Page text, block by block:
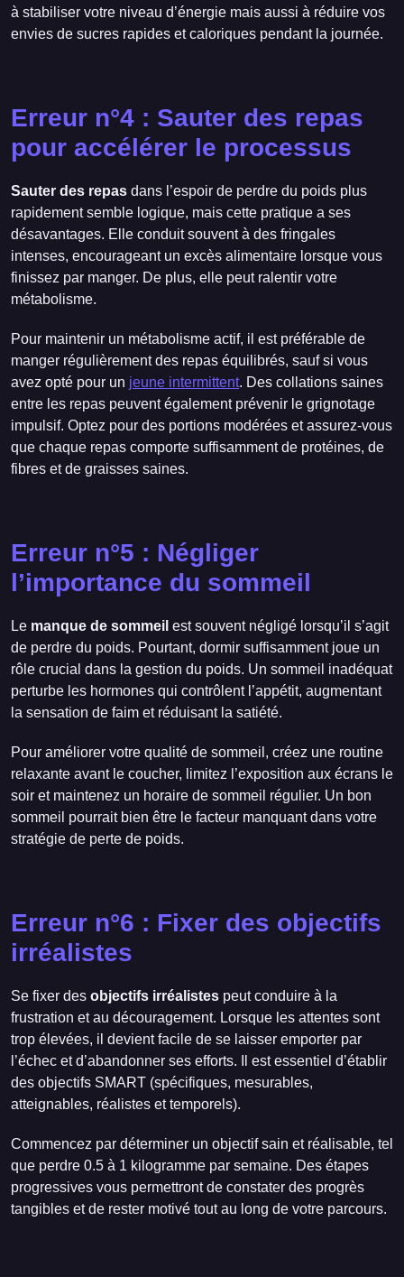
à stabiliser votre niveau d’énergie mais aussi à réduire vos
envies de sucres rapides et caloriques pendant la journée.
Erreur n°4 : Sauter des repas
pour accélérer le processus
Sauter des repas dans l’espoir de perdre du poids plus
rapidement semble logique, mais cette pratique a ses
désavantages. Elle conduit souvent à des fringales
intenses, encourageant un excès alimentaire lorsque vous
finissez par manger. De plus, elle peut ralentir votre
métabolisme.
Pour maintenir un métabolisme actif, il est préférable de
manger régulièrement des repas équilibrés, sauf si vous
avez opté pour un jeune intermittent. Des collations saines
entre les repas peuvent également prévenir le grignotage
impulsif. Optez pour des portions modérées et assurez-vous
que chaque repas comporte suffisamment de protéines, de
fibres et de graisses saines.
Erreur n°5 : Négliger
l’importance du sommeil
Le manque de sommeil est souvent négligé lorsqu’il s’agit
de perdre du poids. Pourtant, dormir suffisamment joue un
rôle crucial dans la gestion du poids. Un sommeil inadéquat
perturbe les hormones qui contrôlent l’appétit, augmentant
la sensation de faim et réduisant la satiété.
Pour améliorer votre qualité de sommeil, créez une routine
relaxante avant le coucher, limitez l’exposition aux écrans le
soir et maintenez un horaire de sommeil régulier. Un bon
sommeil pourrait bien être le facteur manquant dans votre
stratégie de perte de poids.
Erreur n°6 : Fixer des objectifs
irréalistes
Se fixer des objectifs irréalistes peut conduire à la
frustration et au découragement. Lorsque les attentes sont
trop élevées, il devient facile de se laisser emporter par
l’échec et d’abandonner ses efforts. Il est essentiel d’établir
des objectifs SMART (spécifiques, mesurables,
atteignables, réalistes et temporels).
Commencez par déterminer un objectif sain et réalisable, tel
que perdre 0.5 à 1 kilogramme par semaine. Des étapes
progressives vous permettront de constater des progrès
tangibles et de rester motivé tout au long de votre parcours.